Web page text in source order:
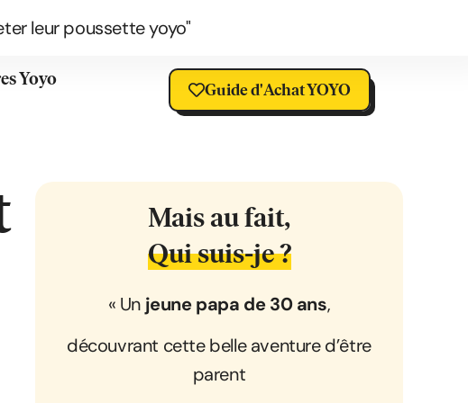
leur poussette yoyo"
Yoyo
Guide d'Achat YOYO
Mais au fait,
Qui suis-je ?
« Un jeune papa de 30 ans,
découvrant cette belle aventure d’être
parent